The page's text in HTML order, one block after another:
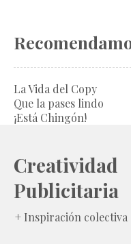
La Vida del Copy
Que la pases lindo
¡Está Chingón!
Creatividad
Publicitaria
+ Inspiración colectiva